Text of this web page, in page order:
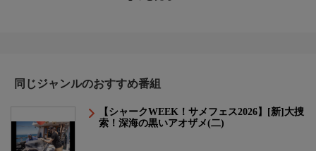
同じジャンルのおすすめ番組
【シャークWEEK！サメフェス2026】[新]大捜
索！深海の黒いアオザメ(二)